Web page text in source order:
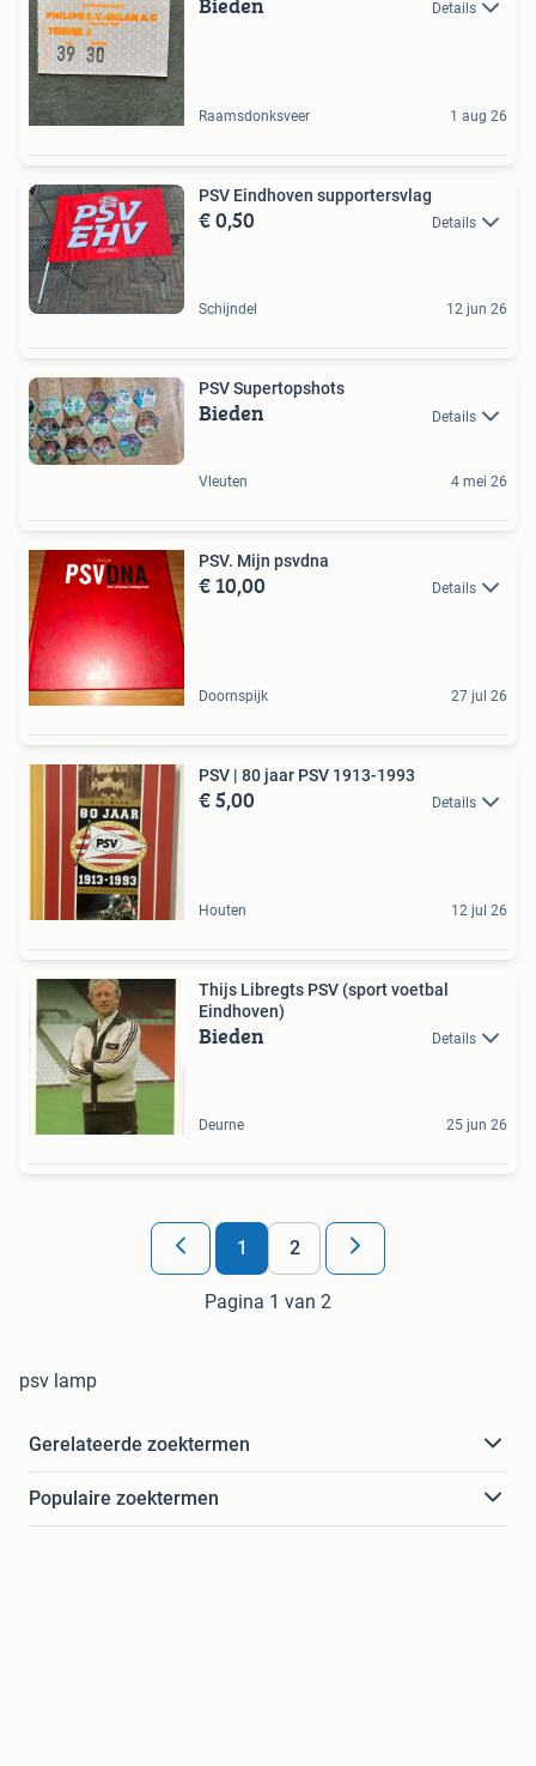
Details
Raamsdonksveer 1 aug 26
PSV Eindhoven supportersvlag
€ 0,50 Details
Schijndel 12 jun 26
PSV Supertopshots
Bieden Details
Vleuten 4 mei 26
PSV. Mijn psvdna
€ 10,00 Details
Doornspijk 27 jul 26
PSV | 80 jaar PSV 1913-1993
€ 5,00 Details
Houten 12 jul 26
Thijs Libregts PSV (sport voetbal
Eindhoven)
Bieden Details
Deurne 25 jun 26
1 2
Pagina 1 van 2
psv lamp
Gerelateerde zoektermen
Populaire zoektermen